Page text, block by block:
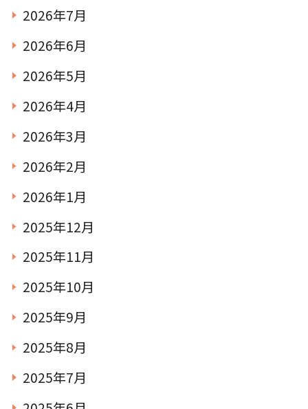
2026年7月
2026年6月
2026年5月
2026年4月
2026年3月
2026年2月
2026年1月
2025年12月
2025年11月
2025年10月
2025年9月
2025年8月
2025年7月